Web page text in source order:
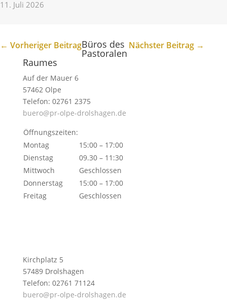
11. Juli 2026
← Vorheriger Beitrag Nächster Beitrag →
Büros des
Pastoralen
Raumes
Auf der Mauer 6
57462 Olpe
Telefon: 02761 2375
buero@pr-olpe-drolshagen.de
Öffnungszeiten:
Montag
15:00 – 17:00
Dienstag
09.30 – 11:30
Mittwoch
Geschlossen
Donnerstag
15:00 – 17:00
Freitag
Geschlossen
Kirchplatz 5
57489 Drolshagen
Telefon: 02761 71124
buero@pr-olpe-drolshagen.de